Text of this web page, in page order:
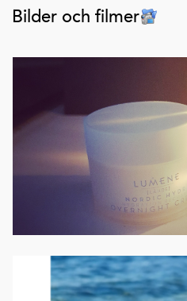
Bilder och filmer